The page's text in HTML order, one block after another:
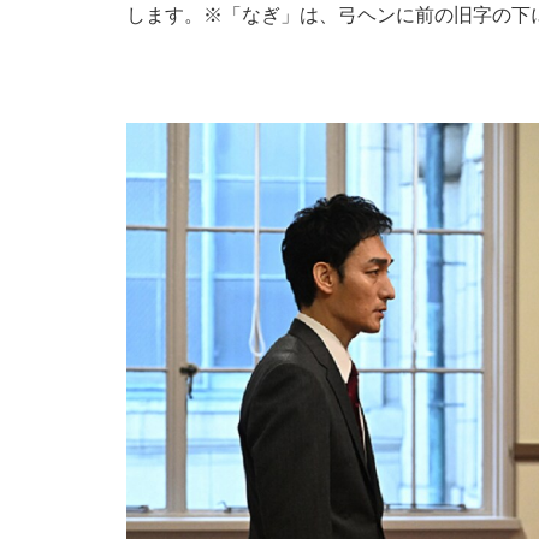
します。※「なぎ」は、弓ヘンに前の旧字の下